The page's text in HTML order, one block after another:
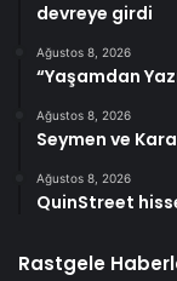
devreye girdi
Ağustos 8, 2026
“Yaşamdan
Ağustos 8, 2026
Seymen ve
Ağustos 8, 2026
QuinStreet
Rastgele